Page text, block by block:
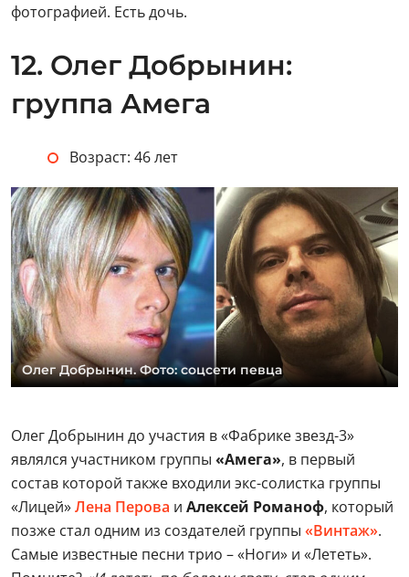
фотографией. Есть дочь.
12. Олег Добрынин:
группа Амега
Возраст: 46 лет
Олег Добрынин. Фото: соцсети певца
Олег Добрынин до участия в «Фабрике звезд-3»
являлся участником группы «Амега», в первый
состав которой также входили экс-солистка группы
«Лицей»Лена Перова и Алексей Романоф, который
позже стал одним из создателей группы «Винтаж».
Самые известные песни трио – «Ноги» и «Лететь».